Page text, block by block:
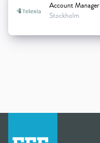
Account Manager
Stockholm